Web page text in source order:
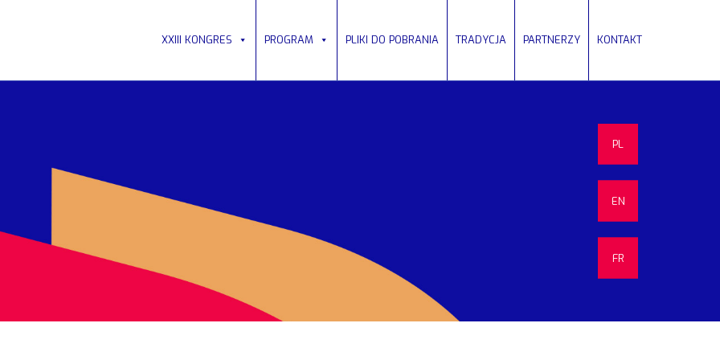
XXIII KONGRES PROGRAM PLIKI DO POBRANIA TRADYCJA PARTNERZY KONTAKT
PL
EN
FR